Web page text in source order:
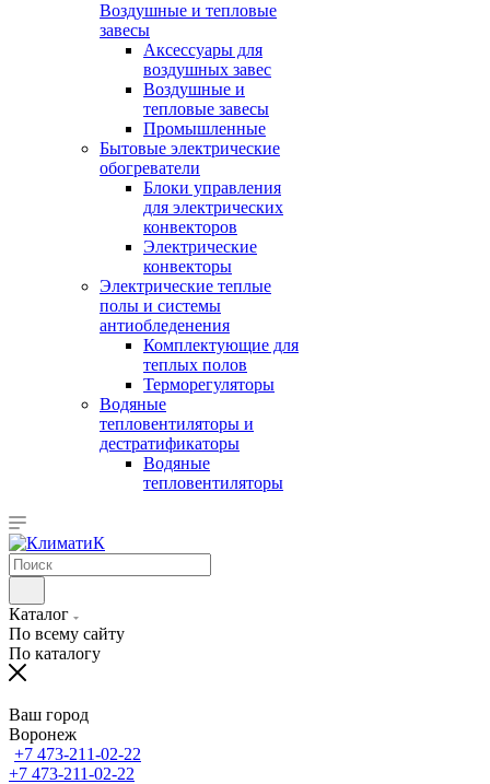
Воздушные и тепловые
завесы
Аксессуары для
воздушных завес
Воздушные и
тепловые завесы
Промышленные
Бытовые электрические
обогреватели
Блоки управления
для электрических
конвекторов
Электрические
конвекторы
Электрические теплые
полы и системы
антиобледенения
Комплектующие для
теплых полов
Терморегуляторы
Водяные
тепловентиляторы и
дестратификаторы
Водяные
тепловентиляторы
Каталог
По всему сайту
По каталогу
Ваш город
Воронеж
+7 473-211-02-22
+7 473-211-02-22